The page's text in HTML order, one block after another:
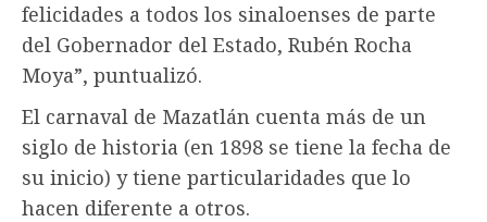
felicidades a todos los sinaloenses de parte
del Gobernador del Estado, Rubén Rocha
Moya”, puntualizó.
El carnaval de Mazatlán cuenta más de un
siglo de historia (en 1898 se tiene la fecha de
su inicio) y tiene particularidades que lo
hacen diferente a otros.